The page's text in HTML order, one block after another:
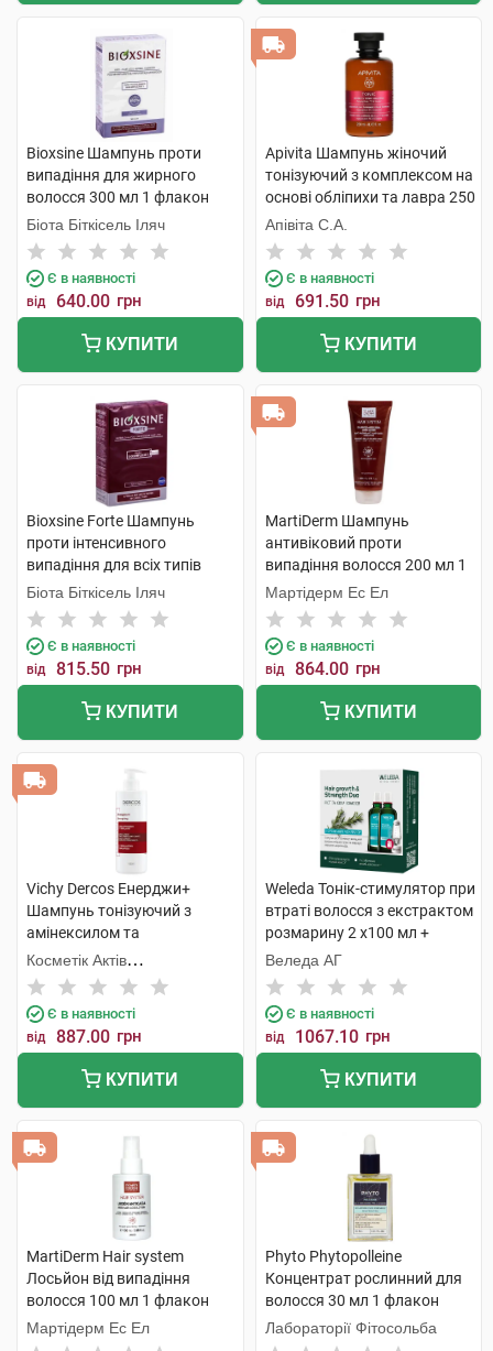
Bioxsine Шампунь проти
випадіння для жирного
волосся 300 мл 1 флакон
Біота Біткісель Іляч
Є в наявності
від 640.00 грн
КУПИТИ
Apivita Шампунь жіночий
тонізуючий з комплексом на
основі обліпихи та лавра 250
мл 1 флакон
Апівіта С.А.
Є в наявності
від 691.50 грн
КУПИТИ
Bioxsine Forte Шампунь
проти інтенсивного
випадіння для всіх типів
волосся 300 мл 1 флакон
Біота Біткісель Іляч
Є в наявності
від 815.50 грн
КУПИТИ
MartiDerm Шампунь
антивіковий проти
випадіння волосся 200 мл 1
флакон
Мартідерм Ес Ел
Є в наявності
від 864.00 грн
КУПИТИ
Vichy Dercos Енерджи+
Шампунь тонізуючий з
амінексилом та
ніацинамідом для боротьби
з випадінням волосся 400
мл 1 флакон
Косметік Актів
Інтернаціональ
Є в наявності
від 887.00 грн
КУПИТИ
Weleda Тонік-стимулятор при
втраті волосся з екстрактом
розмарину 2 х100 мл +
аплікатор 1 набір
Веледа АГ
Є в наявності
від 1067.10 грн
КУПИТИ
MartiDerm Hair system
Лосьйон від випадіння
волосся 100 мл 1 флакон
Мартідерм Ес Ел
Phyto Phytopolleine
Концентрат рослинний для
волосся 30 мл 1 флакон
Лабораторії Фітосольба